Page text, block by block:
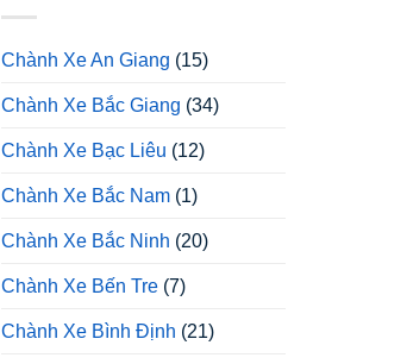
Chành Xe An Giang (15)
Chành Xe Bắc Giang (34)
Chành Xe Bạc Liêu (12)
Chành Xe Bắc Nam (1)
Chành Xe Bắc Ninh (20)
Chành Xe Bến Tre (7)
Chành Xe Bình Định (21)